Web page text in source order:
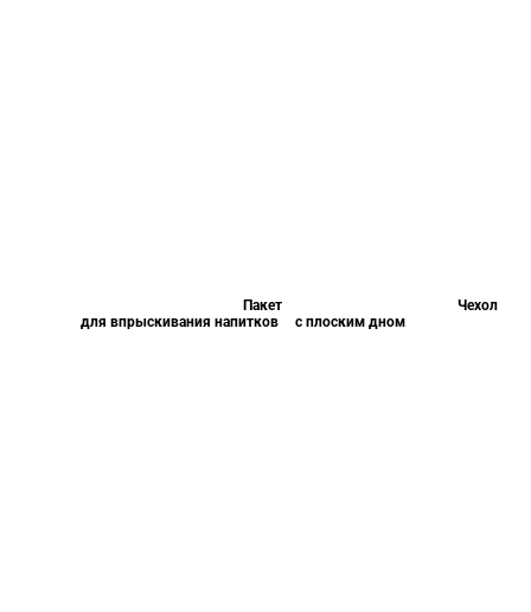
Пакет
для впрыскивания напитков
Чехол
с плоским дном